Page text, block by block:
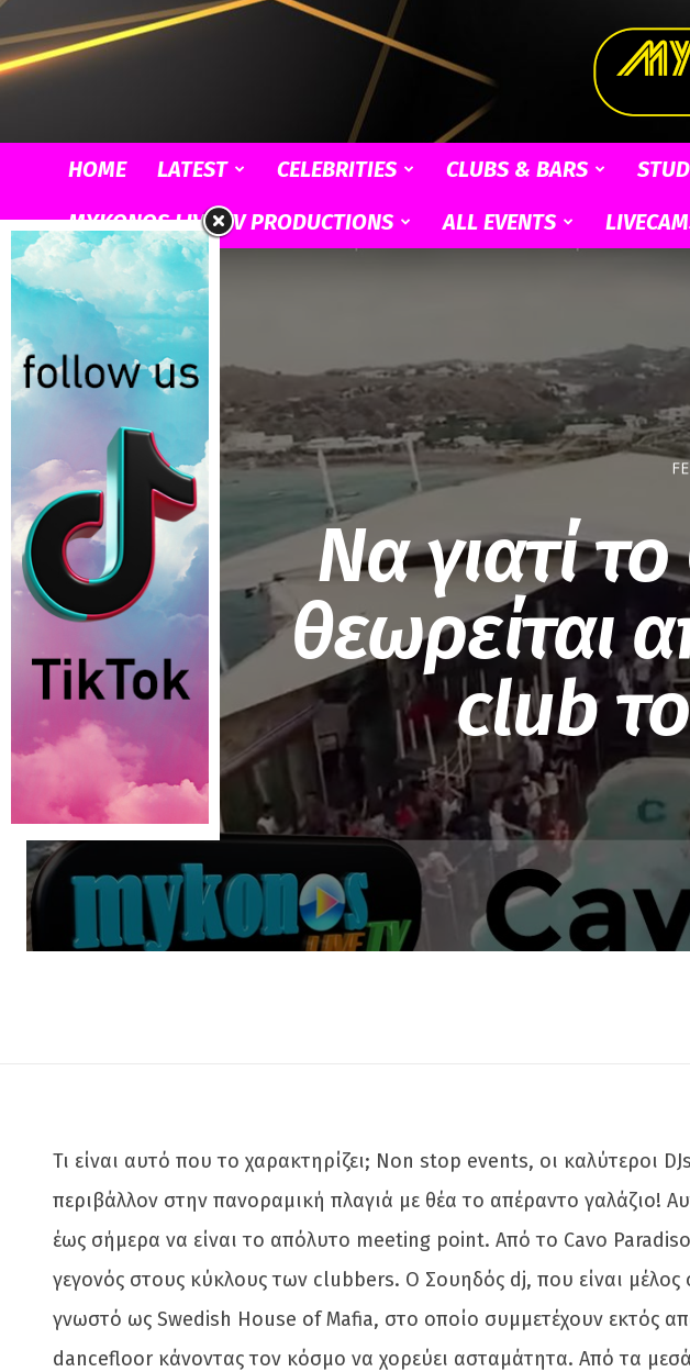
HOME LATEST CELEBRITIES CLUBS & BARS
MYKONOS LIVE TV PRODUCTIONS
ALL EVENTS
Να γιατί
θεωρείται
club
Τι είναι αυτό που το χαρακτηρίζει; Non stop events, οι καλύτεροι
περιβάλλον στην πανοραμική πλαγιά με θέα το απέραντο γαλάζιο!
έως σήμερα να είναι το απόλυτο meeting point. Από το Cavo
γεγονός στους κύκλους των clubbers. Ο Σουηδός dj, που είναι
γνωστό ως Swedish House of Mafia, στο οποίο συμμετέχουν εκτός
dancefloor κάνοντας τον κόσμο να χορεύει ασταμάτητα. Από τα